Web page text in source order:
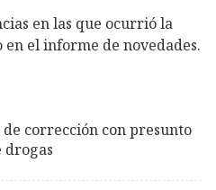
en las que ocurrió la
el informe de novedades.
corrección con presunto
drogas